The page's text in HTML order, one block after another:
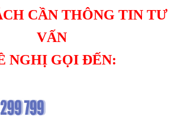
CẦN THÔNG TIN TƯ
VẤN
NGHỊ GỌI ĐẾN: